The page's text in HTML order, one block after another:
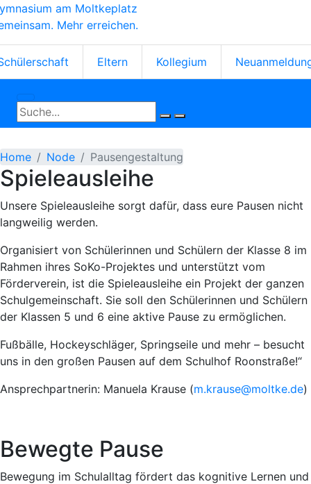
Skip
to
main
content
am Moltkeplatz
Mehr erreichen.
Eltern Kollegium
Home Node Pausengestaltung
Spieleausleihe
Unsere Spieleausleihe sorgt dafür, dass eure Pausen nicht
langweilig werden.
Organisiert von Schülerinnen und Schülern der Klasse 8 im
Rahmen ihres SoKo-Projektes und unterstützt vom
Förderverein, ist die Spieleausleihe ein Projekt der ganzen
Schulgemeinschaft. Sie soll den Schülerinnen und Schülern
der Klassen 5 und 6 eine aktive Pause zu ermöglichen.
Fußbälle, Hockeyschläger, Springseile und mehr – besucht
uns in den großen Pausen auf dem Schulhof Roonstraße!“
Ansprechpartnerin: Manuela Krause (m.krause@moltke.de)
Bewegte Pause
Bewegung im Schulalltag fördert das kognitive Lernen und